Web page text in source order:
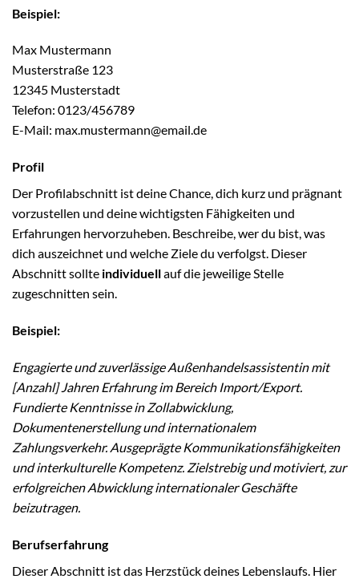
Beispiel:
Max Mustermann
Musterstraße 123
12345 Musterstadt
Telefon: 0123/456789
E-Mail: max.mustermann@email.de
Profil
Der Profilabschnitt ist deine Chance, dich kurz und prägnant
vorzustellen und deine wichtigsten Fähigkeiten und
Erfahrungen hervorzuheben. Beschreibe, wer du bist, was
dich auszeichnet und welche Ziele du verfolgst. Dieser
Abschnitt sollte individuellauf die jeweilige Stelle
zugeschnitten sein.
Beispiel:
Engagierte und zuverlässige Außenhandelsassistentin mit
[Anzahl] Jahren Erfahrung im Bereich Import/Export.
Fundierte Kenntnisse in Zollabwicklung,
Dokumentenerstellung und internationalem
Zahlungsverkehr. Ausgeprägte Kommunikationsfähigkeiten
und interkulturelle Kompetenz. Zielstrebig und motiviert, zur
erfolgreichen Abwicklung internationaler Geschäfte
beizutragen.
Berufserfahrung
Dieser Abschnitt ist das Herzstück deines Lebenslaufs. Hier